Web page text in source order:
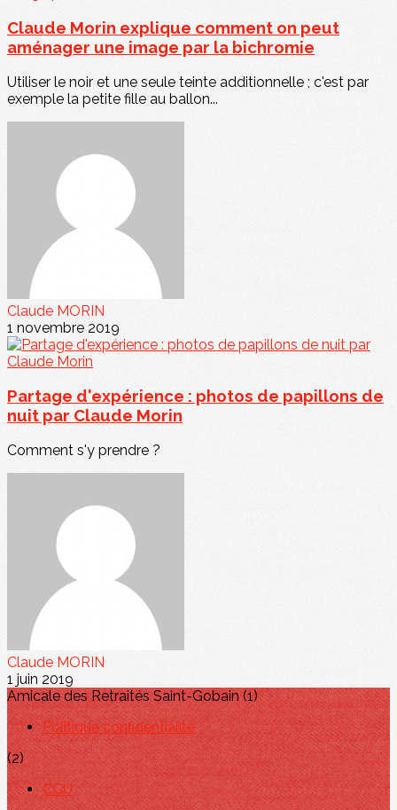
Claude Morin explique comment on peut
aménager une image par la bichromie
Utiliser le noir et une seule teinte additionnelle ; c'est par
exemple la petite fille au ballon...
Claude MORIN
1 novembre 2019
Partage d'expérience : photos de papillons de
nuit par Claude Morin
Comment s'y prendre ?
Claude MORIN
1 juin 2019
Amicale des Retraités Saint-Gobain (1)
Politique confidentialité
(2)
CGU